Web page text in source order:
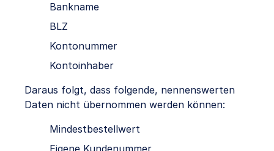
Bankname
BLZ
Kontonummer
Kontoinhaber
Daraus folgt, dass folgende, nennenswerten
Daten nicht übernommen werden können:
Mindestbestellwert